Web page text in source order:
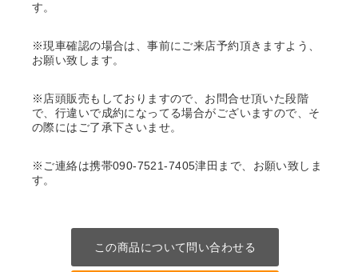
す。
※現車確認の場合は、事前にご来店予約頂きますよう、
お願い致します。
※店頭販売もしておりますので、お問合せ頂いた段階
で、行違いで成約になってる場合がございますので、そ
の際にはご了承下さいませ。
※ご連絡は携帯090-7521-7405津田まで、お願い致しま
す。
この商品について問い合わせる